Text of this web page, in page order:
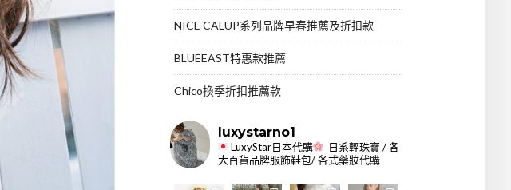
NICE CALUP系列品牌早春推薦及折扣款
BLUEEAST特惠款推薦
Chico換季折扣推薦款
luxystarno1
LuxyStar日本代購
日系輕珠寶 / 各
大百貨品牌服飾鞋包/ 各式藥妝代購